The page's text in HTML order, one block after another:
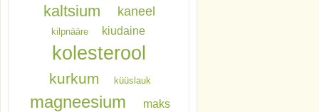
kaltsium kaneel
kilpnääre kiudaine
kolesterool
kurkum küüslauk
magneesium maks